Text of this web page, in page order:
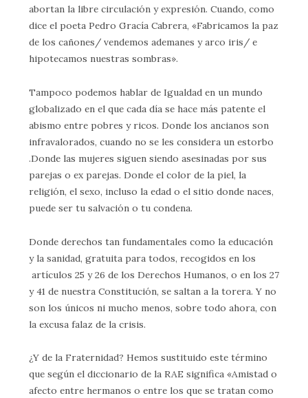
abortan la libre circulación y expresión. Cuando, como
dice el poeta Pedro Gracía Cabrera, «Fabricamos la paz
de los cañones/ vendemos ademanes y arco iris/ e
hipotecamos nuestras sombras».
Tampoco podemos hablar de Igualdad en un mundo
globalizado en el que cada día se hace más patente el
abismo entre pobres y ricos. Donde los ancianos son
infravalorados, cuando no se les considera un estorbo
.Donde las mujeres siguen siendo asesinadas por sus
parejas o ex parejas. Donde el color de la piel, la
religión, el sexo, incluso la edad o el sitio donde naces,
puede ser tu salvación o tu condena.
Donde derechos tan fundamentales como la educación
y la sanidad, gratuita para todos, recogidos en los
artículos 25 y 26 de los Derechos Humanos, o en los 27
y 41 de nuestra Constitución, se saltan a la torera. Y no
son los únicos ni mucho menos, sobre todo ahora, con
la excusa falaz de la crisis.
¿Y de la Fraternidad? Hemos sustituido este término
que según el diccionario de la RAE significa «Amistad o
afecto entre hermanos o entre los que se tratan como